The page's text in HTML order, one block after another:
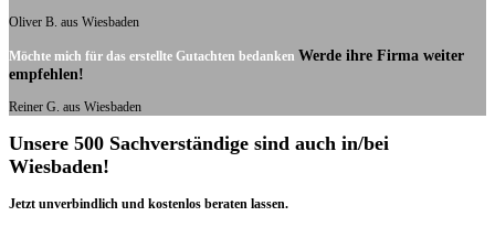
Oliver B. aus Wiesbaden
Möchte mich für das erstellte Gutachten bedanken Werde ihre Firma weiter
empfehlen!
Reiner G. aus Wiesbaden
Unsere 500 Sachverständige sind auch in/bei
Wiesbaden!
Jetzt unverbindlich und kostenlos beraten lassen.